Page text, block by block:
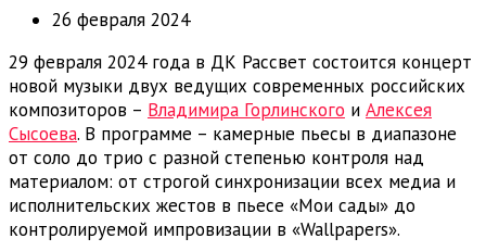
26 февраля 2024
29 февраля 2024 года в ДК Рассвет состоится концерт
новой музыки двух ведущих современных российских
композиторов – Владимира Горлинского и Алексея
Сысоева. В программе – камерные пьесы в диапазоне
от соло до трио с разной степенью контроля над
материалом: от строгой синхронизации всех медиа и
исполнительских жестов в пьесе «Мои сады» до
контролируемой импровизации в «Wallpapers».